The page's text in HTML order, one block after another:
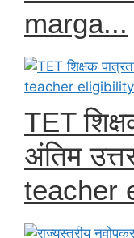
marga...
TET
अंतिम
teacher